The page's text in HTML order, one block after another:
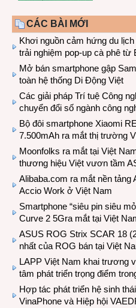
CÁC BÀI MỚI
Khơi nguồn cảm hứng du
trải nghiệm pop-up cà phê từ
Mở bán smartphone gập
toàn hệ thống Di Động Việt
Các giải pháp Trí tuệ Công
chuyển đổi số ngành công
Bộ đôi smartphone Xiaomi
7.500mAh ra mắt thị trường
Moonfolks ra mắt tại Việt
thương hiệu Việt vươn tầm
Alibaba.com ra mắt nền tảng
Accio Work ở Việt Nam
Smartphone “siêu pin siêu
Curve 2 5Gra mắt tại Việt
ASUS ROG Strix SCAR 18
nhất của ROG bán tại Việt
LAPP Việt Nam khai trương
tâm phát triển trọng điểm
Hợp tác phát triển hệ sinh
VinaPhone và Hiệp hội